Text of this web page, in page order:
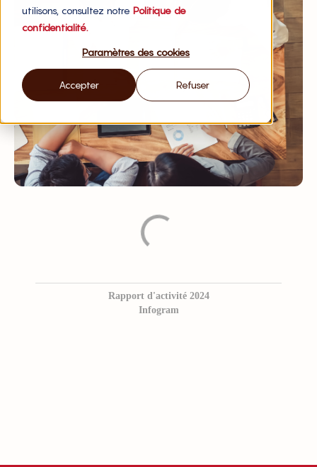
utilisons, consultez notre Politique de
confidentialité.
Paramètres des cookies
Accepter Refuser
Rapport d'activité 2024
Infogram